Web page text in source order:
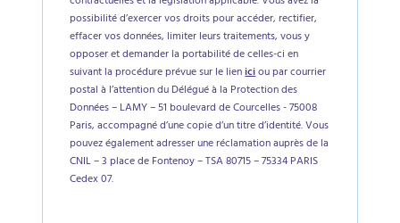
possibilité d’exercer vos droits pour accéder, rectifier,
effacer vos données, limiter leurs traitements, vous y
opposer et demander la portabilité de celles-ci en
suivant la procédure prévue sur le lieniciou par courrier
postal à l’attention du Délégué à la Protection des
Données – LAMY – 51 boulevard de Courcelles - 75008
Paris, accompagné d’une copie d’un titre d’identité. Vous
pouvez également adresser une réclamation auprès de la
CNIL – 3 place de Fontenoy – TSA 80715 – 75334 PARIS
Cedex 07.